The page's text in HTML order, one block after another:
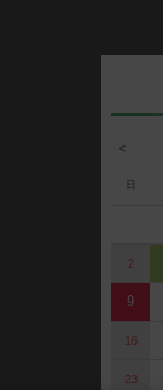
＜
日
2
9
16
23